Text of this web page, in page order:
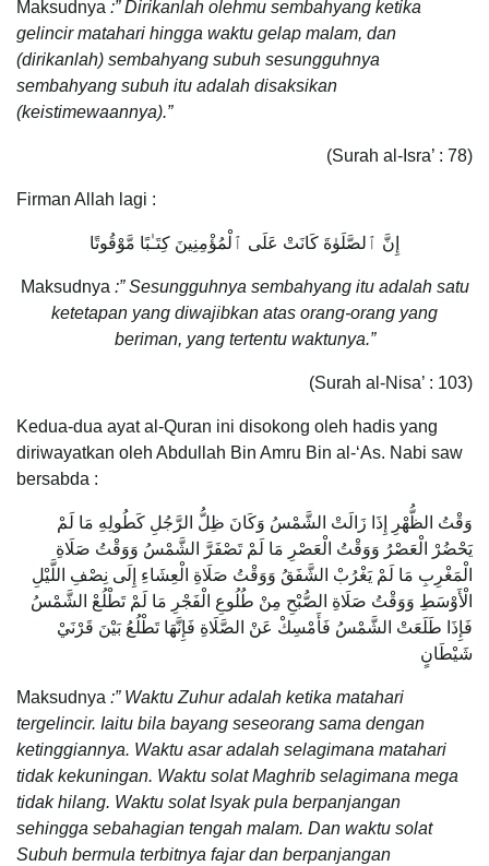
Maksudnya :” Dirikanlah olehmu sembahyang ketika
gelincir matahari hingga waktu gelap malam, dan
(dirikanlah) sembahyang subuh sesungguhnya
sembahyang subuh itu adalah disaksikan
(keistimewaannya).”
(Surah al-Isra’ : 78)
Firman Allah lagi :
إِنَّ ٱلصَّلَوٰةَ كَانَتْ عَلَى ٱلْمُؤْمِنِينَ كِتَـٰبًا مَّوْقُوتًا
Maksudnya :” Sesungguhnya sembahyang itu adalah satu
ketetapan yang diwajibkan atas orang-orang yang
beriman, yang tertentu waktunya.”
(Surah al-Nisa’ : 103)
Kedua-dua ayat al-Quran ini disokong oleh hadis yang
diriwayatkan oleh Abdullah Bin Amru Bin al-‘As. Nabi saw
bersabda :
وَقْتُ الظُّهْرِ إِذَا زَالَتْ الشَّمْسُ وَكَانَ ظِلُّ الرَّجُلِ كَطُولِهِ مَا لَمْ
يَحْضُرْ الْعَصْرُ وَوَقْتُ الْعَصْرِ مَا لَمْ تَصْفَرَّ الشَّمْسُ وَوَقْتُ صَلَاةِ
الْمَغْرِبِ مَا لَمْ يَغْرُبْ الشَّفَقُ وَوَقْتُ صَلَاةِ الْعِشَاءِ إِلَى نِصْفِ اللَّيْلِ
الْأَوْسَطِ وَوَقْتُ صَلَاةِ الصُّبْحِ مِنْ طُلُوعِ الْفَجْرِ مَا لَمْ تَطْلُعْ الشَّمْسُ
فَإِذَا طَلَعَتْ الشَّمْسُ فَأَمْسِكْ عَنْ الصَّلَاةِ فَإِنَّهَا تَطْلُعُ بَيْنَ قَرْنَيْ
شَيْطَانٍ
Maksudnya :” Waktu Zuhur adalah ketika matahari
tergelincir. Iaitu bila bayang seseorang sama dengan
ketinggiannya. Waktu asar adalah selagimana matahari
tidak kekuningan. Waktu solat Maghrib selagimana mega
tidak hilang. Waktu solat Isyak pula berpanjangan
sehingga sebahagian tengah malam. Dan waktu solat
Subuh bermula terbitnya fajar dan berpanjangan